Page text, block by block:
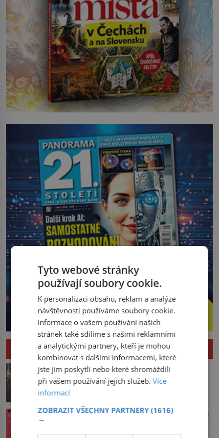
HISTORIE
Pád Maximiliena Robespierra: Zuřivého
jakobína nikdo nelitoval?
hlavou mu víří kolotoč myšlenek. Když
Vařila prvorepubliková hospodyně podle
Hospodyně Františka přemítá, co bude
Tyto webové stránky
používají soubory cookie.
K personalizaci obsahu, reklam a analýze
návštěvnosti používáme soubory cookie.
Informace o vašem používání našich
stránek také sdílíme s našimi reklamními
a analytickými partnery, kteří je mohou
kombinovat s dalšími informacemi, které
jste jim poskytli nebo které shromáždili
při vašem používání jejich služeb.Více
informací
ZOBRAZIT VŠECHNY PARTNERY(1616)
→